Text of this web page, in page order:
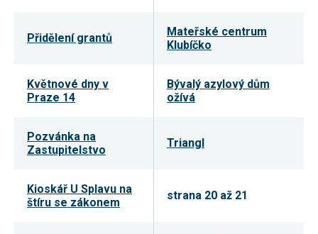
Přidělení grantů
Mateřské centrum
Klubíčko
Květnové dny v
Praze 14
Bývalý azylový dům
ožívá
Pozvánka na
Zastupitelstvo
Triangl
Kioskář U Splavu na
štíru se zákonem
strana 20 až 21
aktivovány.
cookies
Analytické
výkonu
Jejich pomocí